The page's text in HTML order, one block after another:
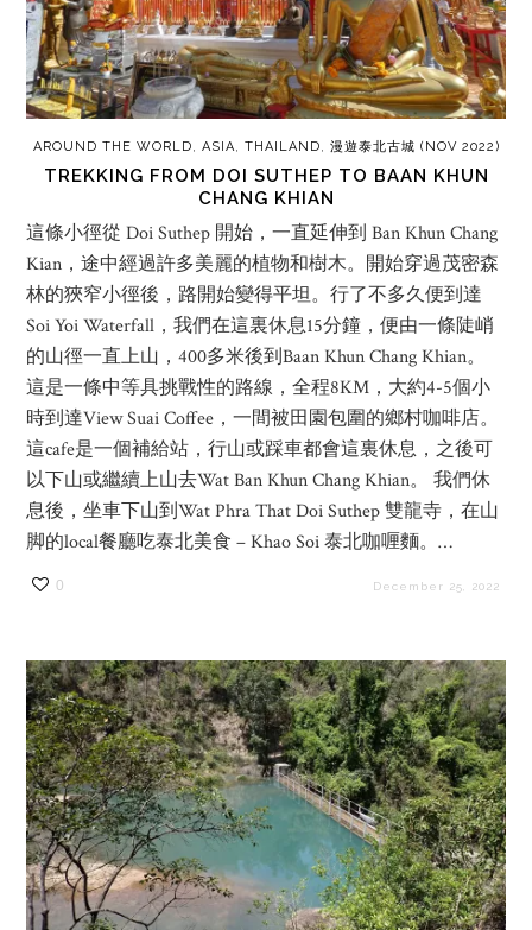
AROUND THE WORLD, ASIA, THAILAND, 漫遊泰北古城 (NOV 2022)
TREKKING FROM DOI SUTHEP TO BAAN KHUN
CHANG KHIAN
這條小徑從 Doi Suthep 開始，一直延伸到 Ban Khun Chang
Kian，途中經過許多美麗的植物和樹木。開始穿過茂密森
林的狹窄小徑後，路開始變得平坦。行了不多久便到達
Soi Yoi Waterfall，我們在這裏休息15分鐘，便由一條陡峭
的山徑一直上山，400多米後到Baan Khun Chang Khian。
這是一條中等具挑戰性的路線，全程8KM，大約4-5個小
時到達View Suai Coffee，一間被田園包圍的鄉村咖啡店。
這cafe是一個補給站，行山或踩車都會這裏休息，之後可
以下山或繼續上山去Wat Ban Khun Chang Khian。 我們休
息後，坐車下山到Wat Phra That Doi Suthep 雙龍寺，在山
脚的local餐廳吃泰北美食 – Khao Soi 泰北咖喱麵。…
0 December 25, 2022